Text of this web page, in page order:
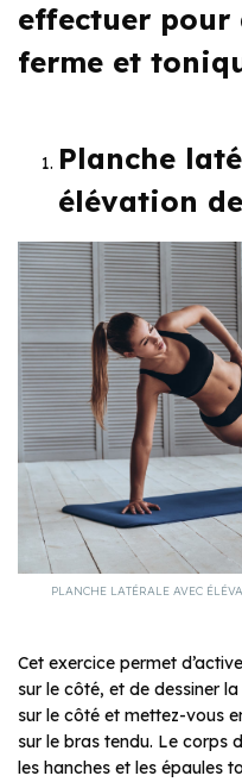
effectuer
ferme et
Planche
élévation
PLANCHE LATÉRALE AVEC
Cet exercice permet
sur le côté, et de dessiner
sur le côté et mettez-vous
sur le bras tendu. Le corps
les hanches et les épaules